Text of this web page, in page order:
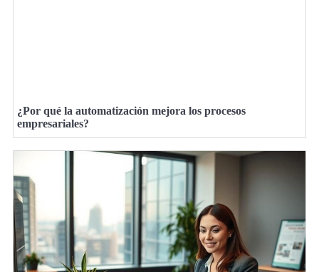
¿Por qué la automatización mejora los procesos
empresariales?